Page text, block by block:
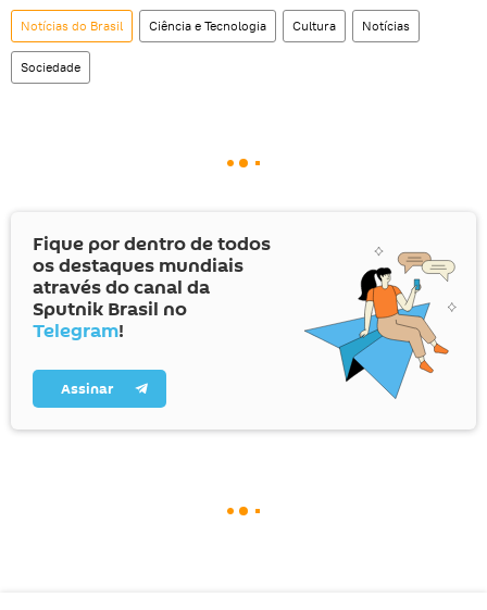
Notícias do Brasil Ciência e Tecnologia Cultura Notícias
Sociedade
Fique por dentro de todos
os destaques mundiais
através do canal da
Sputnik Brasil no
Telegram!
Assinar